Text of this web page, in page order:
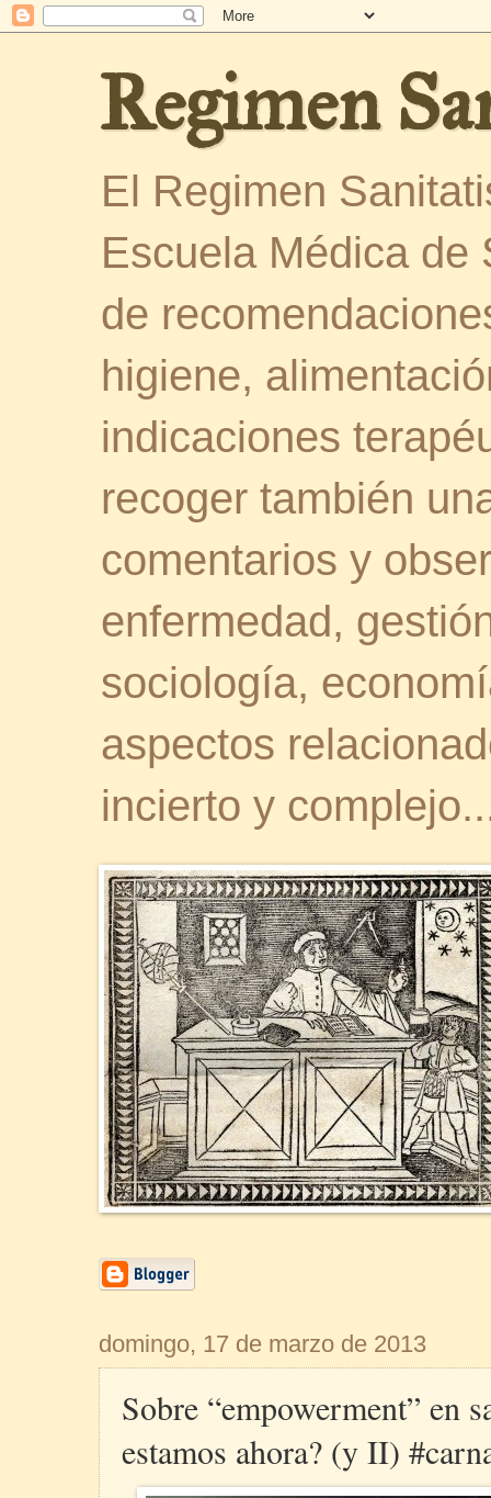
Regimen
El Regimen
Escuela Médica de
de
higiene,
indicaciones
recoger también
comentarios y
enfermedad,
sociología,
aspectos
incierto y
domingo, 17 de marzo de 2013
Sobre “empowerment” en
estamos ahora? (y II)